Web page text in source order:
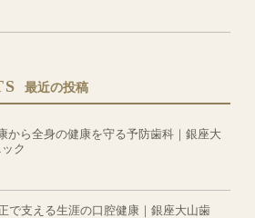
最近の投稿
から全身の健康を守る予防歯科｜銀座大
ク
で支える生涯の口腔健康｜銀座大山歯